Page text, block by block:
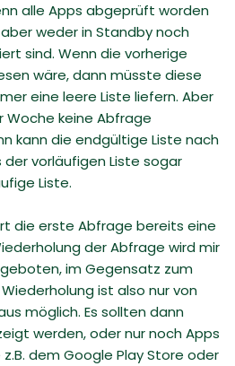
alle Apps abgeprüft worden
weder in Standby noch
sind. Wenn die vorherige
wäre, dann müsste diese
eine leere Liste liefern. Aber
Woche keine Abfrage
kann die endgültige Liste nach
vorläufigen Liste sogar
Liste.
die erste Abfrage bereits eine
der Abfrage wird mir
im Gegensatz zum
ist also nur von
möglich. Es sollten dann
werden, oder nur noch Apps
dem Google Play Store oder